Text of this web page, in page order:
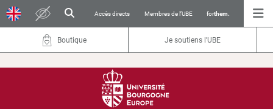
Accès directs Membres de l’UBE forthem.
Boutique Je soutiens l’UBE